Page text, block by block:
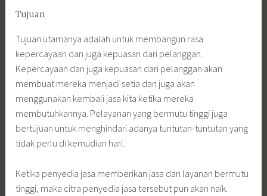
Tujuan
Tujuan utamanya adalah untuk membangun rasa
kepercayaan dan juga kepuasan dari pelanggan.
Kepercayaan dan juga kepuasan dari pelanggan akan
membuat mereka menjadi setia dan juga akan
menggunakan kembali jasa kita ketika mereka
membutuhkannya. Pelayanan yang bermutu tinggi juga
bertujuan untuk menghindari adanya tuntutan-tuntutan yang
tidak perlu di kemudian hari.
Ketika penyedia jasa memberikan jasa dan layanan bermutu
tinggi, maka citra penyedia jasa tersebut pun akan naik.